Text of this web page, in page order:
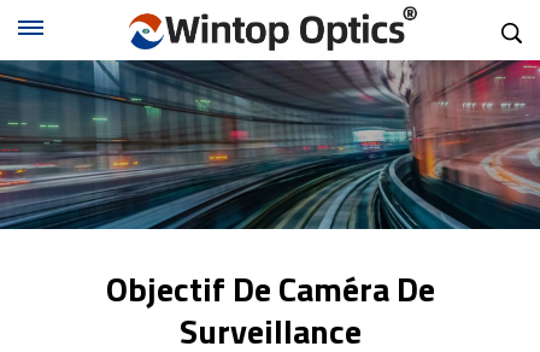
Objectif De Caméra De
Surveillance